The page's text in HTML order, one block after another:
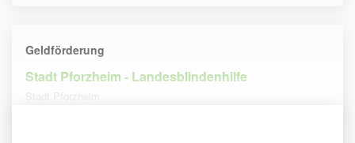
Geldförderung
Stadt Pforzheim - Landesblindenhilfe
Stadt Pforzheim